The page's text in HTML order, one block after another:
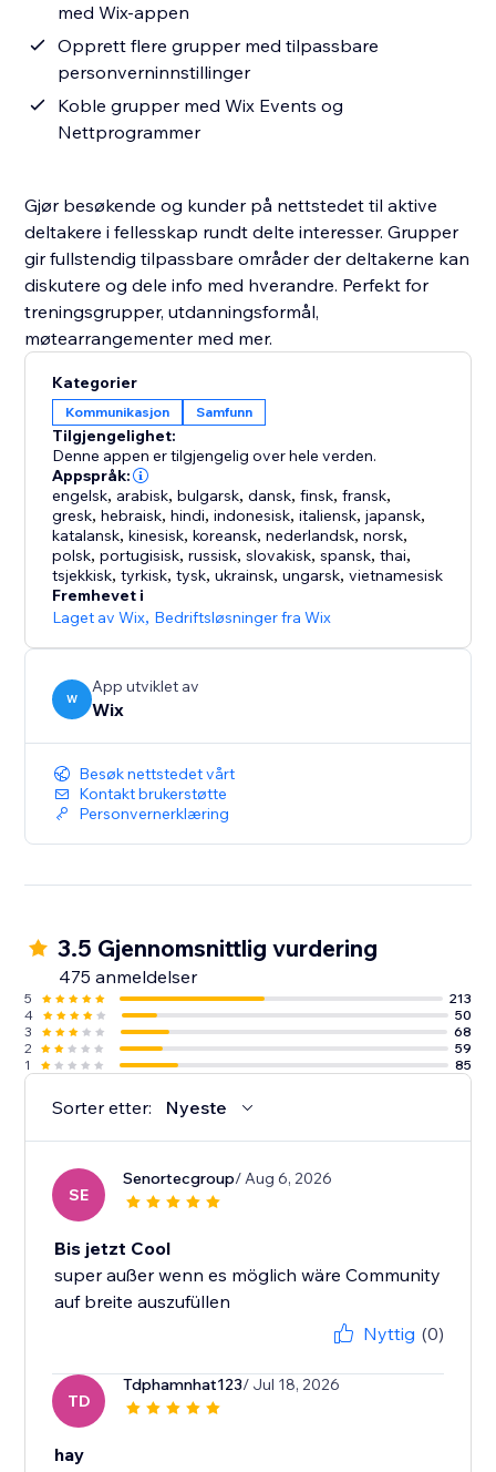
med Wix-appen
Opprett flere grupper med tilpassbare
personverninnstillinger
Koble grupper med Wix Events og
Nettprogrammer
Gjør besøkende og kunder på nettstedet til aktive
deltakere i fellesskap rundt delte interesser. Grupper
gir fullstendig tilpassbare områder der deltakerne kan
diskutere og dele info med hverandre. Perfekt for
treningsgrupper, utdanningsformål,
møtearrangementer med mer.
Kategorier
Kommunikasjon Samfunn
Tilgjengelighet:
Denne appen er tilgjengelig over hele verden.
Appspråk:
engelsk, arabisk,bulgarsk,dansk,finsk,fransk,
gresk,hebraisk,hindi,indonesisk,italiensk,japansk,
katalansk,kinesisk,koreansk,nederlandsk,norsk,
polsk,portugisisk,russisk,slovakisk,spansk,thai,
tsjekkisk,tyrkisk,tysk,ukrainsk,ungarsk,vietnamesisk
Fremhevet i
Laget av Wix, Bedriftsløsninger fra Wix
W
App utviklet av
Wix
Besøk nettstedet vårt
Kontakt brukerstøtte
Personvernerklæring
3.5 Gjennomsnittlig vurdering
475 anmeldelser
5
213
4
50
3
68
2
59
1
85
Sorter etter: Nyeste
SE
Senortecgroup/ Aug 6, 2026
Bis jetzt Cool
super außer wenn es möglich wäre Community
auf breite auszufüllen
Nyttig (0)
TD
Tdphamnhat123/ Jul 18, 2026
hay